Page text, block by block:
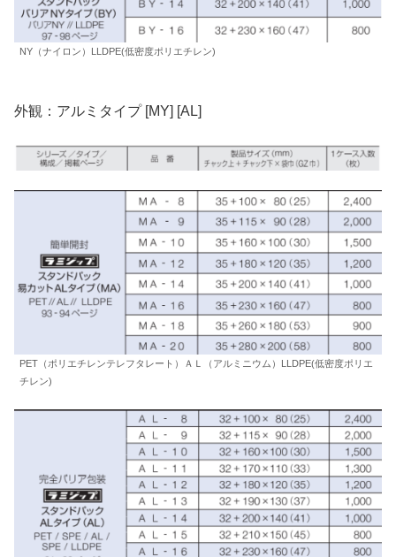
NY（ナイロン）LLDPE(低密度ポリエチレン)
外観：アルミタイプ [MY] [AL]
PET（ポリエチレンテレフタレート）ＡＬ（アルミニウム）LLDPE(低密度ポリエ
チレン)